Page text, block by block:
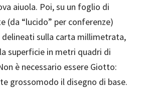
aiuola. Poi, su un foglio di
(da “lucido” per conferenze)
sulla carta millimetrata,
superficie in metri quadri di
è necessario essere Giotto:
grossomodo il disegno di base.